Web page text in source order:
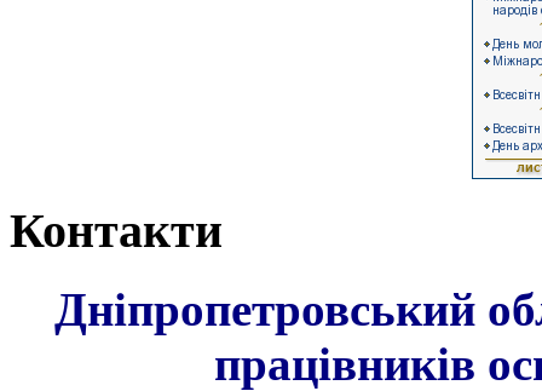
Контакти
Дніпропетровський
працівників